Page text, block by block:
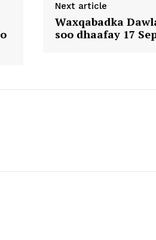
Next article
Waxqabadka
soo dhaafay 17